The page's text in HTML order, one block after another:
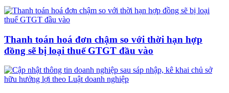
Thanh toán hoá đơn chậm so với thời hạn hợp
đồng sẽ bị loại thuế GTGT đầu vào